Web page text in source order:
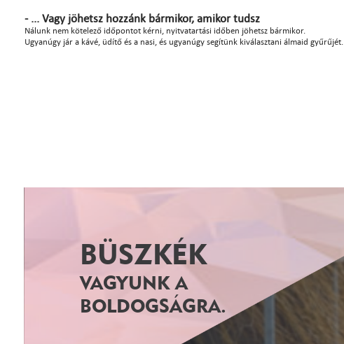
- ... Vagy jöhetsz hozzánk bármikor, amikor tudsz
Nálunk nem kötelező időpontot kérni, nyitvatartási időben jöhetsz bármikor.
Ugyanúgy jár a kávé, üdítő és a nasi, és ugyanúgy segítünk kiválasztani álmaid gyűrűjét.
BÜSZKÉK
VAGYUNK A
BOLDOGSÁGRA.